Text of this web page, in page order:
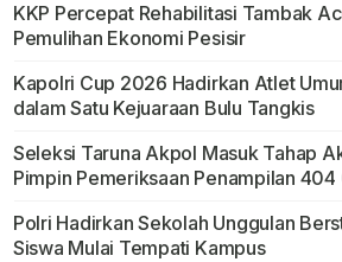
KKP Percepat Rehabilitasi Tambak
Pemulihan Ekonomi Pesisir
Kapolri Cup 2026 Hadirkan Atlet
dalam Satu Kejuaraan Bulu Tangkis
Seleksi Taruna Akpol Masuk Tahap
Pimpin Pemeriksaan Penampilan 404
Polri Hadirkan Sekolah Unggulan
Siswa Mulai Tempati Kampus